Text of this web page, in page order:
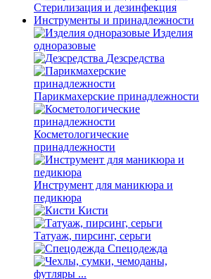
Стерилизация и дезинфекция
Инструменты и принадлежности
Изделия
одноразовые
Дезсредства
Парикмахерские принадлежности
Косметологические
принадлежности
Инструмент для маникюра и
педикюра
Кисти
Татуаж, пирсинг, серьги
Спецодежда